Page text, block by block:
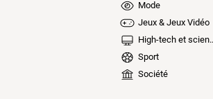
Mode
Jeux & Jeux Vidéo
High-tech et sciences
Sport
Société